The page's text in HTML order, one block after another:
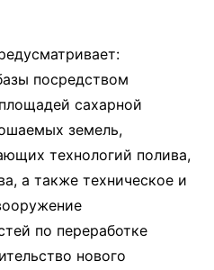
посредством
сахарной
земель,
технологий полива,
а также техническое и
по переработке
нового